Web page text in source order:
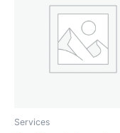
Services